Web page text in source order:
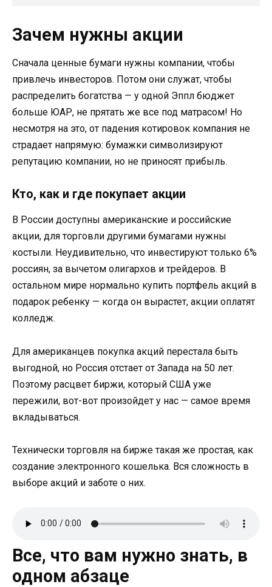
Зачем нужны акции
Сначала ценные бумаги нужны компании, чтобы
привлечь инвесторов. Потом они служат, чтобы
распределить богатства — у одной Эппл бюджет
больше ЮАР, не прятать же все под матрасом! Но
несмотря на это, от падения котировок компания не
страдает напрямую: бумажки символизируют
репутацию компании, но не приносят прибыль.
Кто, как и где покупает акции
В России доступны американские и российские
акции, для торговли другими бумагами нужны
костыли. Неудивительно, что инвестируют только 6%
россиян, за вычетом олигархов и трейдеров. В
остальном мире нормально купить портфель акций в
подарок ребенку — когда он вырастет, акции оплатят
колледж.
Для американцев покупка акций перестала быть
выгодной, но Россия отстает от Запада на 50 лет.
Поэтому расцвет биржи, который США уже
пережили, вот-вот произойдет у нас — самое время
вкладываться.
Технически торговля на бирже такая же простая, как
создание электронного кошелька. Вся сложность в
выборе акций и заботе о них.
Все, что вам нужно знать, в
одном абзаце